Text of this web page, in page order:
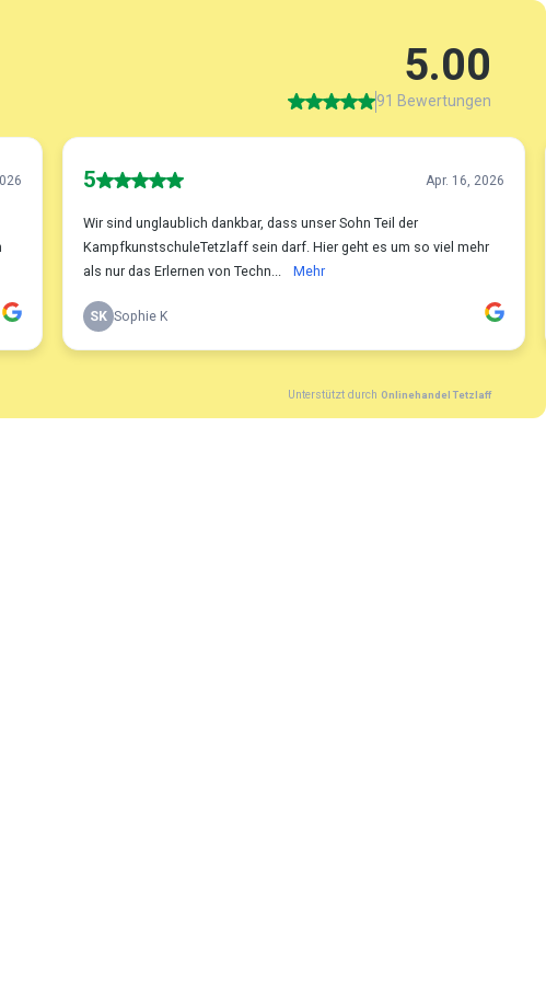
5.00
91 Bewertungen
5 Apr. 16, 2026
Wir sind unglaublich dankbar, dass unser Sohn Teil der
KampfkunstschuleTetzlaff sein darf. Hier geht es um so viel mehr
als nur das Erlernen von Techn...
Mehr
SK Sophie K
Unterstützt durch Onlinehandel Tetzlaff